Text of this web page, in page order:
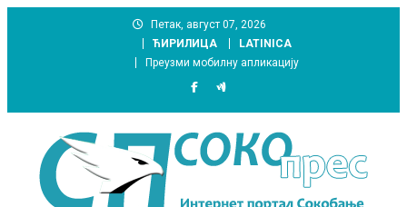
Петак, август 07, 2026
ЋИРИЛИЦА
LATINICA
Преузми мобилну апликацију